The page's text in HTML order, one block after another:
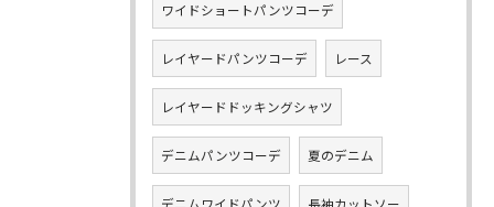
ワイドショートパンツコーデ
レイヤードパンツコーデ レース
レイヤードドッキングシャツ
デニムパンツコーデ 夏のデニム